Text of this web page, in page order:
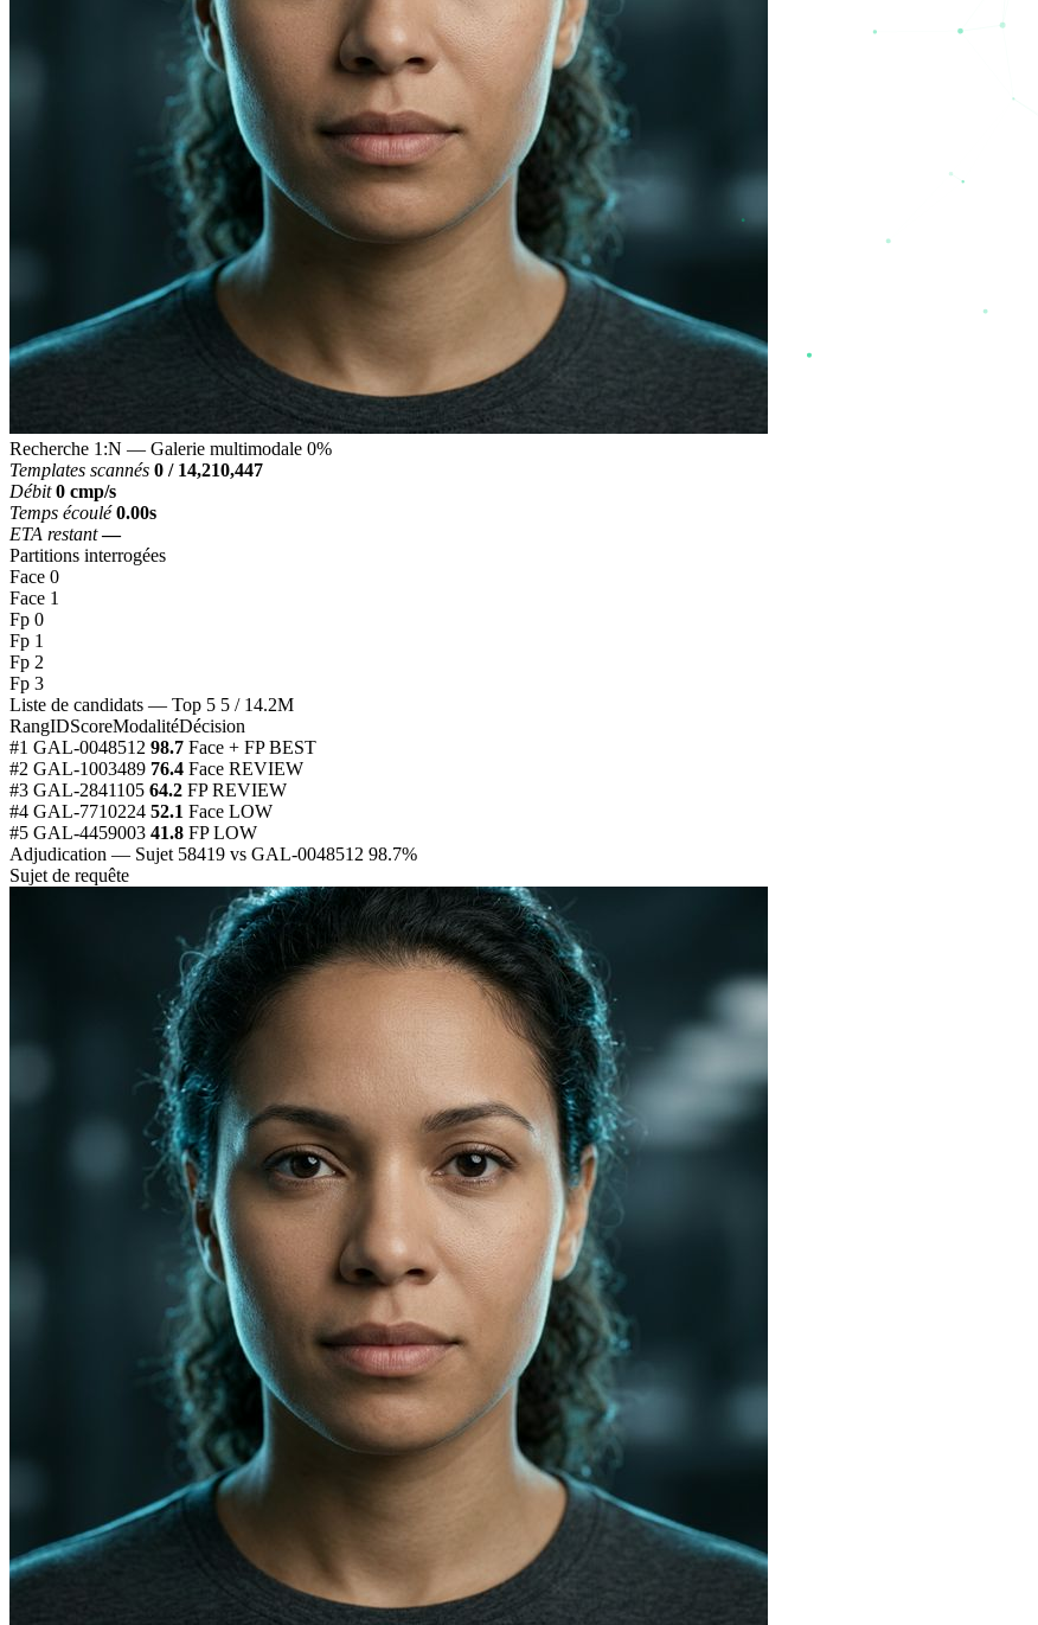
Recherche 1:N — Galerie multimodale 0%
Templates scannés 0 / 14,210,447
Débit 0 cmp/s
Temps écoulé 0.00s
ETA restant —
Partitions interrogées
Face 0
Face 1
Fp 0
Fp 1
Fp 2
Fp 3
Liste de candidats — Top 5 5 / 14.2M
RangIDScoreModalitéDécision
#1 GAL-0048512 98.7 Face + FP BEST
#2 GAL-1003489 76.4 Face REVIEW
#3 GAL-2841105 64.2 FP REVIEW
#4 GAL-7710224 52.1 Face LOW
#5 GAL-4459003 41.8 FP LOW
Adjudication — Sujet 58419 vs GAL-0048512 98.7%
Sujet de requête